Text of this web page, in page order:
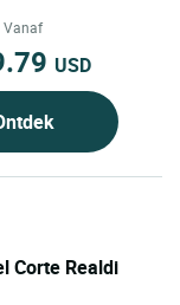
in a luxuriant...
Vanaf
USD
Corte Realdi